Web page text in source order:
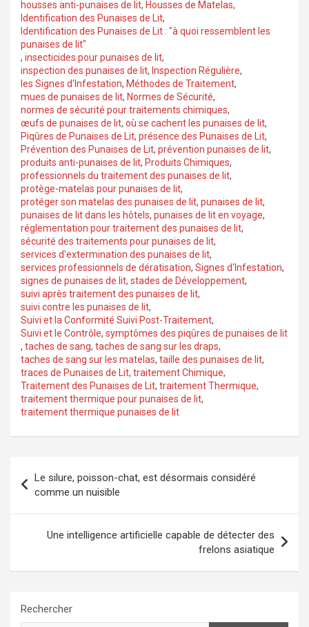
housses anti-punaises de lit, Housses de Matelas,
Identification des Punaises de Lit,
Identification des Punaises de Lit : "à quoi ressemblent les
punaises de lit"
, insecticides pour punaises de lit,
inspection des punaises de lit, Inspection Régulière,
les Signes d'Infestation, Méthodes de Traitement,
mues de punaises de lit, Normes de Sécurité,
normes de sécurité pour traitements chimiques,
œufs de punaises de lit, où se cachent les punaises de lit,
Piqûres de Punaises de Lit, présence des Punaises de Lit,
Prévention des Punaises de Lit, prévention punaises de lit,
produits anti-punaises de lit, Produits Chimiques,
professionnels du traitement des punaises de lit,
protège-matelas pour punaises de lit,
protéger son matelas des punaises de lit, punaises de lit,
punaises de lit dans les hôtels, punaises de lit en voyage,
réglementation pour traitement des punaises de lit,
sécurité des traitements pour punaises de lit,
services d'extermination des punaises de lit,
services professionnels de dératisation, Signes d'Infestation,
signes de punaises de lit, stades de Développement,
suivi après traitement des punaises de lit,
suivi contre les punaises de lit,
Suivi et la Conformité Suivi Post-Traitement,
Suivi et le Contrôle, symptômes des piqûres de punaises de lit
, taches de sang, taches de sang sur les draps,
taches de sang sur les matelas, taille des punaises de lit,
traces de Punaises de Lit, traitement Chimique,
Traitement des Punaises de Lit, traitement Thermique,
traitement thermique pour punaises de lit,
traitement thermique punaises de lit
de
l’article
Le silure, poisson-chat, est désormais considéré
comme un nuisible
Une intelligence artificielle capable de détecter des
frelons asiatique
Rechercher